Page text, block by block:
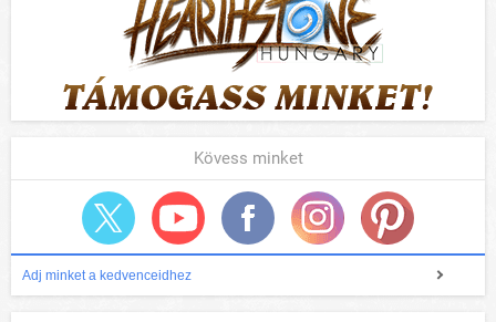
Kövess minket
Adj minket a kedvenceidhez